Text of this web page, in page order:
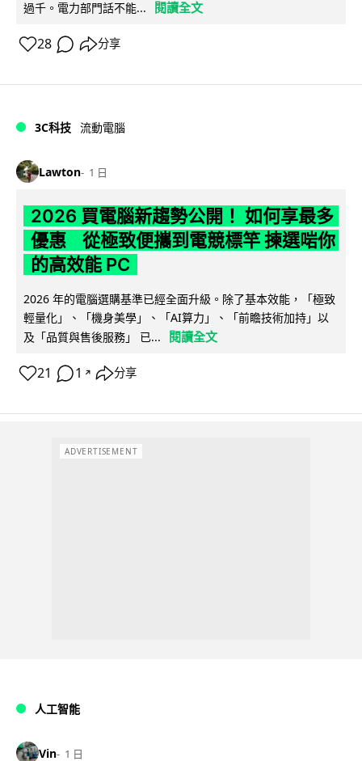
過千。電力部門話不能...
閱讀全文
28 分享
3C科技 流動電腦
Lawton 1 日
2026 買電腦新趨勢公開！ 如何享最多
優惠 從極致便攜到電競標竿 揀選啱你
的高效能 PC
2026 年的電腦選購基準已經全面升級。除了基本效能，「極致
輕量化」、「機身美學」、「AI算力」、「前瞻技術加持」以
及「品質與售後服務」 已...
閱讀全文
21 1 ↗ 分享
ADVERTISEMENT
人工智能
Vin 1 日